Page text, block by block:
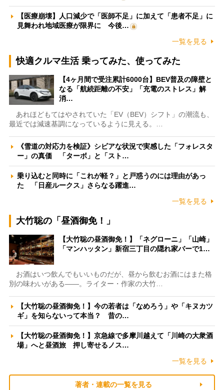
【医療崩壊】人口減少で「医師不足」に加えて「患者不足」に
見舞われ地域医療が限界に 今後…
一覧を見る
快適クルマ生活 乗ってみた、使ってみた
【4ヶ月間で受注累計6000台】BEV普及の障壁と
なる「航続距離の不安」「充電のストレス」解
消…
あれほどもてはやされていた「EV（BEV）シフト」の潮流も、
最近では減速基調になっているように見える。…
《雪道の対応力を検証》シビアな状況で実感した「フォレスタ
ー」の真価 「ターボ」と「スト…
乗り込むと同時に「これが軽？」と戸惑うのには理由があっ
た 「日産ルークス」さらなる躍進…
一覧を見る
大竹聡の「昼酒御免！」
【大竹聡の昼酒御免！】「ネグローニ」「山崎」
「マンハッタン」新宿三丁目の隠れ家バーで1…
お酒はいつ飲んでもいいものだが、昼から飲むお酒にはまた格
別の味わいがある――。ライター・作家の大竹…
【大竹聡の昼酒御免！】今の若者は「なめろう」や「キヌカツ
ギ」を知らないって本当？ 昔の…
【大竹聡の昼酒御免！】京急線で多摩川越えて「川崎の大衆酒
場」へと昼酒旅 押し寄せるノス…
一覧を見る
著者・連載の一覧を見る